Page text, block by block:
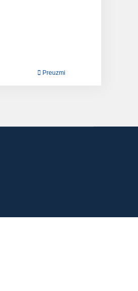
Preuzmi